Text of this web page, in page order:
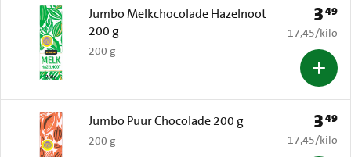
Jumbo Melkchocolade Hazelnoot
200 g
200 g
Prijs:
349
€ 17,45 per
17,45/kilo
Jumbo Puur Chocolade 200 g
200 g
Prijs:
349
€ 17,45 per
17,45/kilo